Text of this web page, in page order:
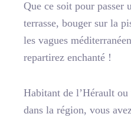
Que ce soit pour passer
terrasse, bouger sur la
les vagues
repartirez enchanté !
Habitant de l’Hérault ou
dans la région, vous